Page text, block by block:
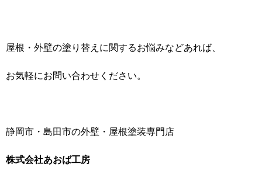
屋根・外壁の塗り替えに関するお悩みなどあれば、
お気軽にお問い合わせください。
静岡市・島田市の外壁・屋根塗装専門店
株式会社あおば工房